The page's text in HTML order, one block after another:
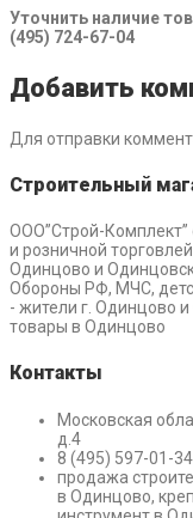
Уточнить наличие
(495) 724-67-04
Добавить
Для отправки
Строительный
ООО”Строй-Комплект”
и розничной
Одинцово и
Обороны РФ, МЧС,
- жители г. Одинцово
товары в Одинцово
Контакты
Московская
д.4
8 (495) 597-01-34
продажа
в Одинцово,